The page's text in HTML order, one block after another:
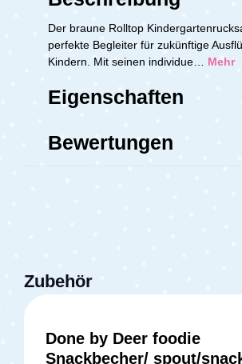
Der braune Rolltop
perfekte Begleiter für zukünftige
Kindern. Mit seinen individue… Mehr
Eigenschaften
Bewertungen
Zubehör
Done by Deer foodie
Snackbecher/ spout/